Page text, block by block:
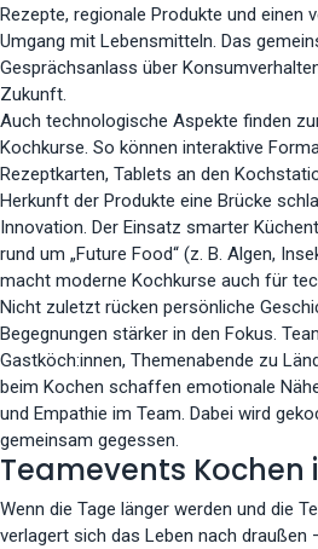
Rezepte, regionale Produkte und einen
Umgang mit Lebensmitteln. Das
Gesprächsanlass über
Zukunft.
Auch technologische Aspekte finden
Kochkurse. So können interaktive
Rezeptkarten, Tablets an den
Herkunft der Produkte eine Brücke
Innovation. Der Einsatz smarter
rund um „Future Food“ (z. B. Algen,
macht moderne Kochkurse auch für
Nicht zuletzt rücken persönliche
Begegnungen stärker in den Fokus.
Gastköch:innen, Themenabende zu
beim Kochen schaffen emotionale
und Empathie im Team. Dabei wird
gemeinsam gegessen.
Teamevents Kochen
Wenn die Tage länger werden und die
verlagert sich das Leben nach draußen